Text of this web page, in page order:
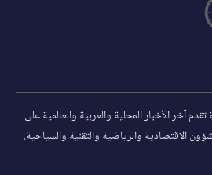
آخر الأخبار المحلية والعربية والعالمية على
الاقتصادية والرياضية والتقنية والسياحية.